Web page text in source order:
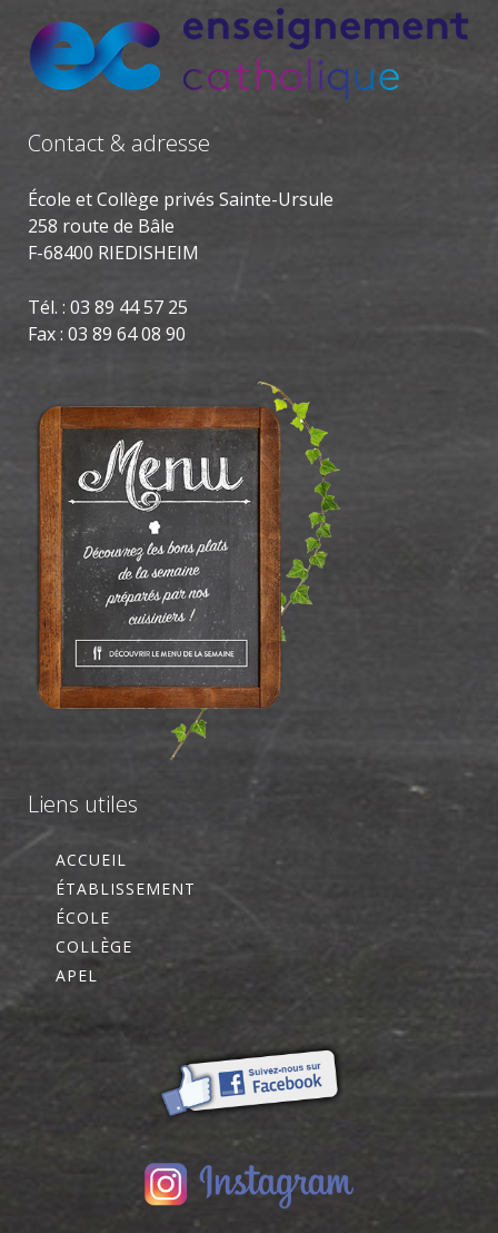
Contact & adresse
École et Collège privés Sainte-Ursule
258 route de Bâle
F-68400 RIEDISHEIM
Tél. : 03 89 44 57 25
Fax : 03 89 64 08 90
Liens utiles
ACCUEIL
ÉTABLISSEMENT
ÉCOLE
COLLÈGE
APEL